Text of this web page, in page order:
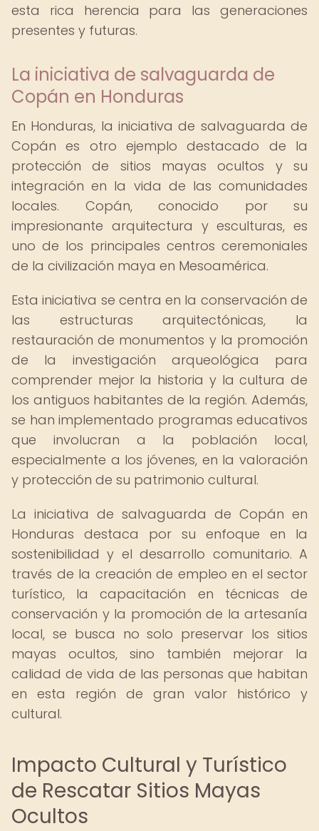
esta rica herencia para las generaciones
presentes y futuras.
La iniciativa de salvaguarda de
Copán en Honduras
En Honduras, la iniciativa de salvaguarda de
Copán es otro ejemplo destacado de la
protección de sitios mayas ocultos y su
integración en la vida de las comunidades
locales. Copán, conocido por su
impresionante arquitectura y esculturas, es
uno de los principales centros ceremoniales
de la civilización maya en Mesoamérica.
Esta iniciativa se centra en la conservación de
las estructuras arquitectónicas, la
restauración de monumentos y la promoción
de la investigación arqueológica para
comprender mejor la historia y la cultura de
los antiguos habitantes de la región. Además,
se han implementado programas educativos
que involucran a la población local,
especialmente a los jóvenes, en la valoración
y protección de su patrimonio cultural.
La iniciativa de salvaguarda de Copán en
Honduras destaca por su enfoque en la
sostenibilidad y el desarrollo comunitario. A
través de la creación de empleo en el sector
turístico, la capacitación en técnicas de
conservación y la promoción de la artesanía
local, se busca no solo preservar los sitios
mayas ocultos, sino también mejorar la
calidad de vida de las personas que habitan
en esta región de gran valor histórico y
cultural.
Impacto Cultural y Turístico
de Rescatar Sitios Mayas
Ocultos